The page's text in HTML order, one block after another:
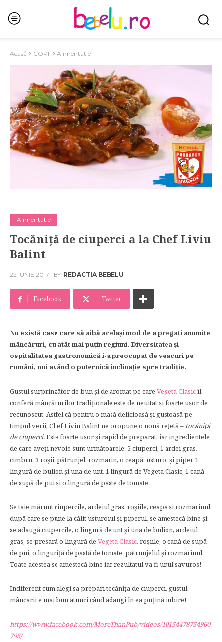
Acasă COPII Alimentatie
Alimentatie
Tocăniță de ciuperci a la Chef Liviu
Balint
22 IUNIE 2017 BY REDACTIA BEBELU
Facebook Twitter
Nu există case care să aibă același mod de a pregati anumite
mâncăruri, cu atât mai puțin regiuni. Diversitatea și
ospitalitatea gastronomică i-a preocupat de veacuri pe
români, noi având o puternică înclinație spre tradiție.
Gustul surprinzător de bun și de aromat pe care Vegeta Clasicîl
conferă mâncărurilor tradiționale este de neuitat și foarte ușor de
recunoscut. Astfel că pentru o masă delicioasă și gustoasă pe
timpul verii, Chef Liviu Balint ne propune o nouă rețetă – tocăniță
de ciuperci.Este foarte ușor și rapid de preparat, iar ingredientele
de care aveți nevoie sunt următoarele: 5 ciuperci, 1 ardei gras,
cimbru, 3 roșii, pătrunjel, rozmarin, o ceapă, usturoi și piper, 1
lingură de bulion și una de unt, 1 lingură de Vegeta Clasic, 1 cană
de supă de pui și o lingură de paste de tomate.
Se taie mărunt ciupercile, ardeiul gras, roșiile, ceapa și rozmarinul,
după care se pune la călit usturoiul și piperul, se amestecă bine și
se adaugă ciupercile, o lingură de unt și una de bulion, ardeiul
gras, se presară o lingură de Vegeta Clasic, roșiile, o cană de supă
de pui, o linguriță de pastă de tomate, pătrunjelul și rozmarinul.
Toate acestea se amestecă bine iar rezultatul va fi unul savuros!
Indiferent cum alegi sa prepari tocănița de ciuperci, gustul
mâncarii e mai bun atunci când adaugi în ea puțină iubire!
https://www.facebook.com/MoreThanPub/videos/10154478754960
795/